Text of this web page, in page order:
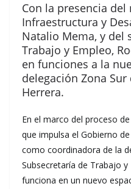
Con la presencia
Infraestructura y
Natalio Mema, y del
Trabajo y Empleo,
en funciones a la
delegación Zona
Herrera.
En el marco del proceso
que impulsa el Gobierno
como coordinadora de la
Subsecretaría de Trabajo
funciona en un nuevo